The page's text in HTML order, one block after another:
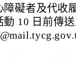
障礙者及代收
動 10 日前傳